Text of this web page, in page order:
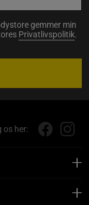
gemmer min
Privatlivspolitik.
os her: